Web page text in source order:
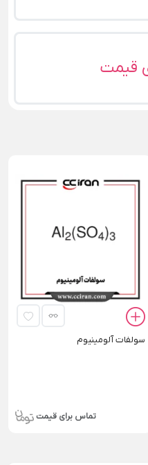
قیمت
سولفات آلومینیوم
تماس برای قیمت